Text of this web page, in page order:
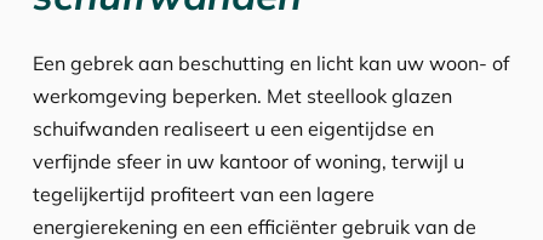
Een gebrek aan beschutting en licht kan uw woon- of
werkomgeving beperken. Met steellook glazen
schuifwanden realiseert u een eigentijdse en
verfijnde sfeer in uw kantoor of woning, terwijl u
tegelijkertijd profiteert van een lagere
energierekening en een efficiënter gebruik van de